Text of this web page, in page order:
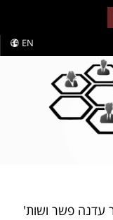
EN
עדנה פשר ושות'